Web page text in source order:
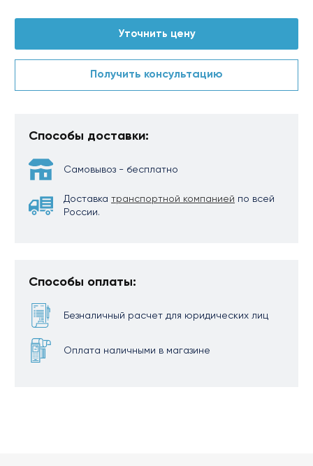
Уточнить цену
Получить консультацию
Способы доставки:
Самовывоз - бесплатно
Доставка транспортной компанией по всей
России.
Способы оплаты:
Безналичный расчет для юридических лиц
Оплата наличными в магазине